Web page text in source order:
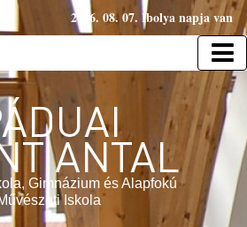
2026. 08. 07. Ibolya napja van
ANTAL
Gimnázium és Alapfokú
Iskola